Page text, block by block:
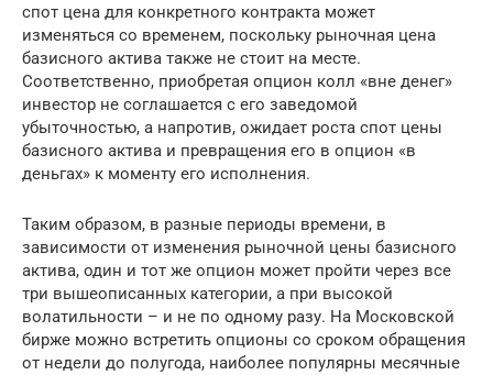
спот цена для конкретного контракта может
изменяться со временем, поскольку рыночная цена
базисного актива также не стоит на месте.
Соответственно, приобретая опцион колл «вне денег»
инвестор не соглашается с его заведомой
убыточностью, а напротив, ожидает роста спот цены
базисного актива и превращения его в опцион «в
деньгах» к моменту его исполнения.
Таким образом, в разные периоды времени, в
зависимости от изменения рыночной цены базисного
актива, один и тот же опцион может пройти через все
три вышеописанных категории, а при высокой
волатильности – и не по одному разу. На Московской
бирже можно встретить опционы со сроком обращения
от недели до полугода, наиболее популярны месячные